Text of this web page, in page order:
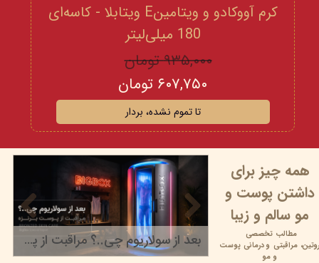
کرم آووکادو و ویتامینE ویتابلا - کاسه‌ای
180 میلی‌لیتر
۹۳۵,۰۰۰ تومان
۶۰۷,۷۵۰ تومان
تا تموم نشده، بردار
بعد از سولاریوم چی..؟ مراقبت از پوست برنزه
همه چیز برای
داشتن پوست و
مو سالم و زیبا
روتین،مراقبتی ودرمانی پوست
و مو